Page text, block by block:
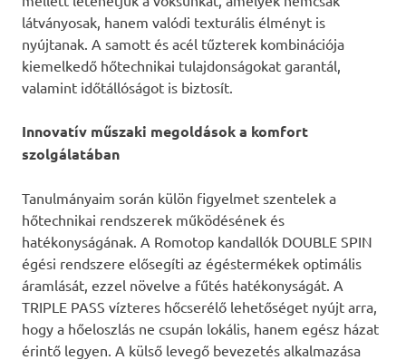
látványosak, hanem valódi texturális élményt is
nyújtanak. A samott és acél tűzterek kombinációja
kiemelkedő hőtechnikai tulajdonságokat garantál,
valamint időtállóságot is biztosít.
Innovatív műszaki megoldások a komfort
szolgálatában
Tanulmányaim során külön figyelmet szentelek a
hőtechnikai rendszerek működésének és
hatékonyságának. A Romotop kandallók DOUBLE SPIN
égési rendszere elősegíti az égéstermékek optimális
áramlását, ezzel növelve a fűtés hatékonyságát. A
TRIPLE PASS vízteres hőcserélő lehetőséget nyújt arra,
hogy a hőeloszlás ne csupán lokális, hanem egész házat
érintő legyen. A külső levegő bevezetés alkalmazása